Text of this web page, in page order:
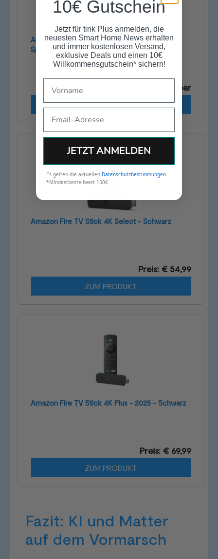
Amazon Fire TV Stick HD (3. Gen.) mit Alexa
Sprachfernbedienung - Schwarz
Preis nicht verfügbar
ZUM PRODUKT
Amazon Fire TV Stick 4K Select - Schwarz
Preis: € 54,99
ZUM PRODUKT
Amazon Fire TV Stick 4K Plus - 2025 - Schwarz
Preis: € 69,99
ZUM PRODUKT
Fazit: KI und Matter
auf dem Vormarsch
10€ Gutschein
Jetzt für tink Plus anmelden, die
neuesten Smart Home News erhalten
und immer kostenlosen Versand,
exklusive Deals und einen 10€
Willkommensgutschein* sichern!
JETZT ANMELDEN
Es gelten die aktuellen Datenschutzbestimmungen.
*Mindestbestellwert 150€